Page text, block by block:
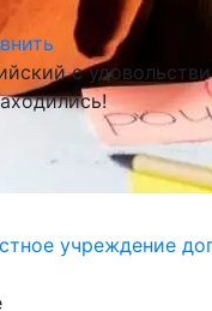
с
учреждение